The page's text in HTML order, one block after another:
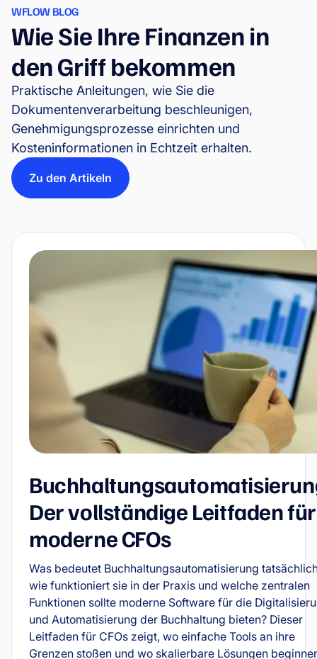
WFLOW BLOG
Wie Sie Ihre Finanzen in
den Griff bekommen
Praktische Anleitungen, wie Sie die
Dokumentenverarbeitung beschleunigen,
Genehmigungsprozesse einrichten und
Kosteninformationen in Echtzeit erhalten.
Zu den Artikeln
Der vollständige Leitfaden für
moderne CFOs
Was bedeutet Buchhaltungsautomatisierung
wie funktioniert sie in der Praxis und welche zentralen
Funktionen sollte moderne Software für die
und Automatisierung der Buchhaltung bieten? Dieser
Leitfaden für CFOs zeigt, wo einfache Tools an ihre
Grenzen stoßen und wo skalierbare Lösungen